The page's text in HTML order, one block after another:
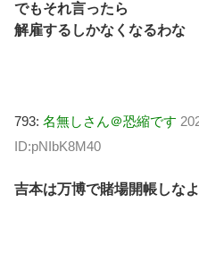
でもそれ言ったら
解雇するしかなくなるわな
793: 名無しさん＠恐縮です
ID:pNIbK8M40
吉本は万博で賭場開帳しなよ